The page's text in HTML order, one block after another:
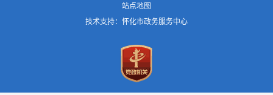
站点地图
技术支持：怀化市政务服务中心